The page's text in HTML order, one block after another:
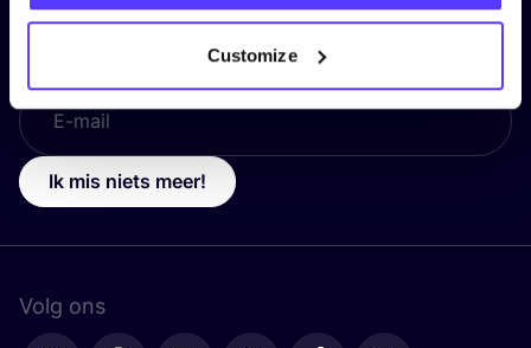
Customize
Ik mis niets meer!
Volg ons